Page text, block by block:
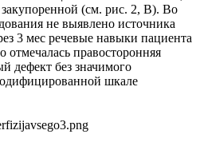
(см. рис. 2, В). Во
не выявлено источника
3 мес речевые навыки пациента
правосторонняя
дефект без значимого
шкале